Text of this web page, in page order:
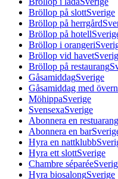
Bröllop på slottSverige
Bröllop på herrgård
Bröllop på hotell
Bröllop i orangeri
Bröllop vid havet
Bröllop på restaurang
GåsamiddagSverige
Gåsamiddag med
MöhippaSverige
SvensexaSverige
Abonnera en restuarang
Abonnera en bar
Hyra en nattklubb
Hyra ett slottSverige
Chambre séparée
Hyra biosalongSverige